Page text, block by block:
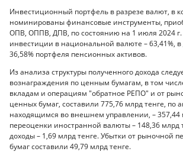
Инвестиционный портфель в разрезе валют, в
номинированы финансовые инструменты,
ОПВ, ОППВ, ДПВ, по состоянию на 1 июля 2024 г.
инвестиции в национальной валюте – 63,41%,
36,58% портфеля пенсионных активов.
Из анализа структуры полученного дохода
вознаграждения по ценным бумагам, в том
вкладам и операциям "обратное РЕПО" и от
ценных бумаг, составили 775,76 млрд тенге, по
находящимся во внешнем управлении, – 357,44
переоценки иностранной валюты – 148,36 млрд
доходы – 1,69 млрд тенге. Убытки от рыночной
бумаг составили 49,79 млрд тенге.